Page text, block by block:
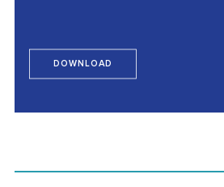
DOWNLOAD